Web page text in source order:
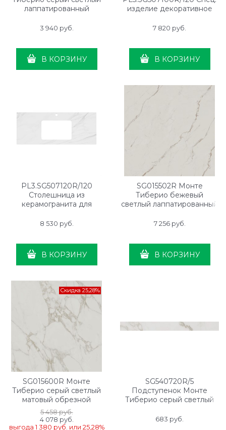
лаппатированный
3 940 руб.
В КОРЗИНУ
изделие декоративное
Монте Тиберио 120,
7 820 руб.
В КОРЗИНУ
PL3.SG507120R/120
Столешница из
керамогранита для
снизу, Монте Тиберио 120
8 530 руб.
В КОРЗИНУ
SG015502R Монте
Тиберио бежевый
светлый лаппатированный
7 256 руб.
В КОРЗИНУ
Скидка 25,28%
SG015600R Монте
Тиберио серый светлый
матовый обрезной
119,5x119,5x1,1
5 458 руб.
4 078 руб.
выгода 1 380 руб. или 25,28%
SG540720R/5
Подступенок Монте
Тиберио серый светлый
119,5x10,7x0,9
683 руб.